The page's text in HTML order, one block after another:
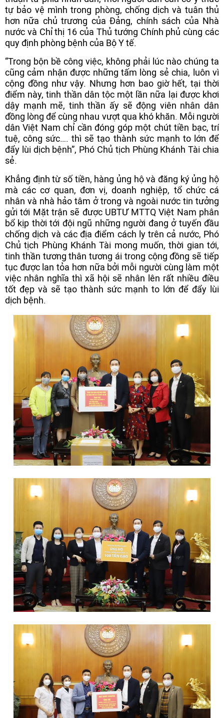
tự bảo vệ mình trong phòng, chống dịch và tuân thủ
hơn nữa chủ trương của Đảng, chính sách của Nhà
nước và Chỉ thị 16 của Thủ tướng Chính phủ cùng các
quy định phòng bệnh của Bộ Y tế.
“Trong bộn bề công việc, không phải lúc nào chúng ta
cũng cảm nhận được những tấm lòng sẻ chia, luôn vì
cộng đồng như vậy. Nhưng hơn bao giờ hết, tại thời
điểm này, tinh thần dân tộc một lần nữa lại được khơi
dậy mạnh mẽ, tinh thần ấy sẽ động viên nhân dân
đồng lòng để cùng nhau vượt qua khó khăn. Mỗi người
dân Việt Nam chỉ cần đóng góp một chút tiền bạc, trí
tuệ, công sức…. thì sẽ tạo thành sức mạnh to lớn để
đẩy lùi dịch bệnh”, Phó Chủ tịch Phùng Khánh Tài chia
sẻ.
Khẳng định từ số tiền, hàng ủng hộ và đăng ký ủng hộ
mà các cơ quan, đơn vị, doanh nghiệp, tổ chức cá
nhân và nhà hảo tâm ở trong và ngoài nước tin tưởng
gửi tới Mặt trận sẽ được UBTƯ MTTQ Việt Nam phân
bổ kịp thời tới đội ngũ những người đang ở tuyến đầu
chống dịch và các địa điểm cách ly trên cả nước, Phó
Chủ tịch Phùng Khánh Tài mong muốn, thời gian tới,
tinh thần tương thân tương ái trong cộng đồng sẽ tiếp
tục được lan tỏa hơn nữa bởi mỗi người cùng làm một
việc nhân nghĩa thì xã hội sẽ nhân lên rất nhiều điều
tốt đẹp và sẽ tạo thành sức mạnh to lớn để đẩy lùi
dịch bệnh.